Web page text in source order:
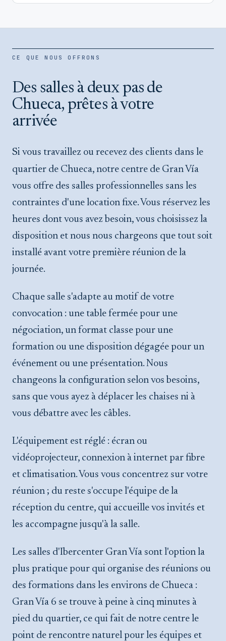
CE QUE NOUS OFFRONS
Des salles à deux pas de
Chueca, prêtes à votre
arrivée
Si vous travaillez ou recevez des clients dans le
quartier de Chueca, notre centre de Gran Vía
vous offre des salles professionnelles sans les
contraintes d'une location fixe. Vous réservez les
heures dont vous avez besoin, vous choisissez la
disposition et nous nous chargeons que tout soit
installé avant votre première réunion de la
journée.
Chaque salle s'adapte au motif de votre
convocation : une table fermée pour une
négociation, un format classe pour une
formation ou une disposition dégagée pour un
événement ou une présentation. Nous
changeons la configuration selon vos besoins,
sans que vous ayez à déplacer les chaises ni à
vous débattre avec les câbles.
L'équipement est réglé : écran ou
vidéoprojecteur, connexion à internet par fibre
et climatisation. Vous vous concentrez sur votre
réunion ; du reste s'occupe l'équipe de la
réception du centre, qui accueille vos invités et
les accompagne jusqu'à la salle.
Les salles d'Ibercenter Gran Vía sont l'option la
plus pratique pour qui organise des réunions ou
des formations dans les environs de Chueca :
Gran Vía 6 se trouve à peine à cinq minutes à
pied du quartier, ce qui fait de notre centre le
point de rencontre naturel pour les équipes et